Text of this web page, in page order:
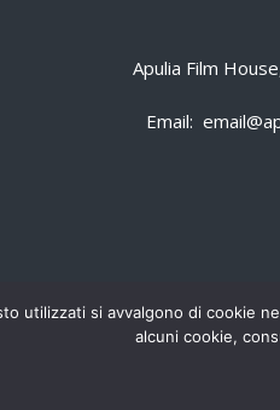
Apulia Film
Email:
utilizzati si avvalgono di cookie
alcuni cookie,